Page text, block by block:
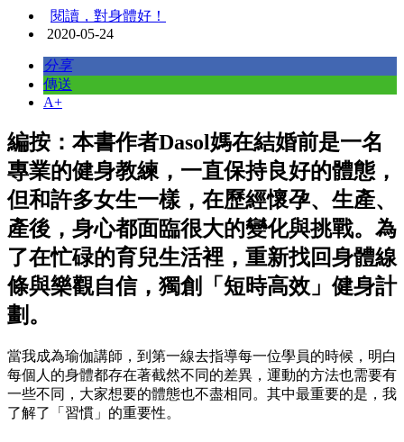
閱讀，對身體好！
2020-05-24
分享
傳送
A+
編按：本書作者Dasol媽在結婚前是一名
專業的健身教練，一直保持良好的體態，
但和許多女生一樣，在歷經懷孕、生產、
產後，身心都面臨很大的變化與挑戰。為
了在忙碌的育兒生活裡，重新找回身體線
條與樂觀自信，獨創「短時高效」健身計
劃。
當我成為瑜伽講師，到第一線去指導每一位學員的時候，明白
每個人的身體都存在著截然不同的差異，運動的方法也需要有
一些不同，大家想要的體態也不盡相同。其中最重要的是，我
了解了「習慣」的重要性。